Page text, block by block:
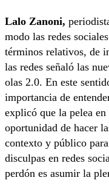
Lalo Zanoni,
modo las redes
términos relativos, de
las redes señaló las
olas 2.0. En este
importancia de
explicó que la pelea
oportunidad de hacer
contexto y público
disculpas en redes
perdón es asumir la